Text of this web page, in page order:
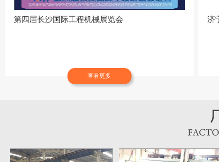
第四届长沙国际工程机械展览会
查看更多
济